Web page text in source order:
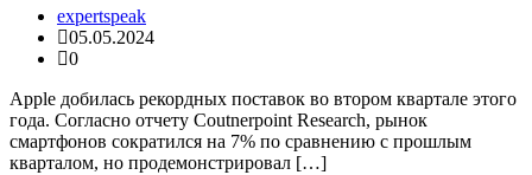
expertspeak
05.05.2024
0
Apple добилась рекордных поставок во втором квартале этого
года. Согласно отчету Coutnerpoint Research, рынок
смартфонов сократился на 7% по сравнению с прошлым
кварталом, но продемонстрировал […]